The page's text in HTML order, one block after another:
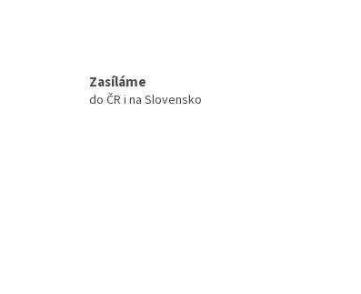
Zasíláme
do ČR i na Slovensko